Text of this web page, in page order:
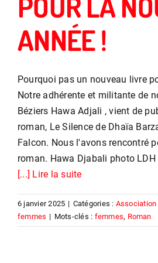
ANNÉE !
Pourquoi pas un nouveau livre
Notre adhérente et militante de
Béziers Hawa Adjali , vient de
roman, Le Silence de Dhaïa
Falcon. Nous l'avons rencontré
roman. Hawa Djabali photo
[...] Lire la suite
6 janvier 2025 | Catégories : Association
femmes | Mots-clés : femmes, Roman